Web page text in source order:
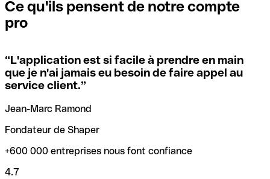
signifie que vous avez le code de l'une des succursales
locales.
Si vous n'êtes pas sûr du code SWIFT que vous devriez
utiliser, nous avons développé un outil de recherche de
codes SWIFT par nom de banque.
vérification/recherche de codes SWIFT. Ainsi, vous pouvez
trouver et vérifier vos codes SWIFT avant de réaliser vos
transferts d’argent.
Ce qu'ils pensent de notre compte
pro
“L'application est si facile à prendre en main
que je n'ai jamais eu besoin de faire appel au
service client.”
Jean-Marc Ramond
Fondateur de Shaper
+600 000 entreprises nous font confiance
4.7